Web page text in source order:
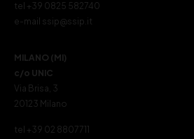
tel +39 0825 582740
e-mail ssip@ssip.it
MILANO (MI)
c/o UNIC
Via Brisa, 3
20123 Milano
tel +39 02 8807711